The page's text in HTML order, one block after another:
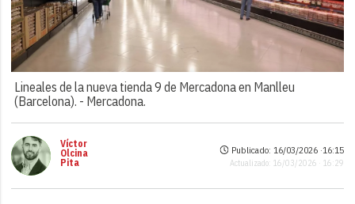
Lineales de la nueva tienda 9 de Mercadona en Manlleu
(Barcelona). - Mercadona.
Víctor
Olcina
Pita
Publicado: 16/03/2026 ·16:15
Actualizado: 16/03/2026 · 16:29